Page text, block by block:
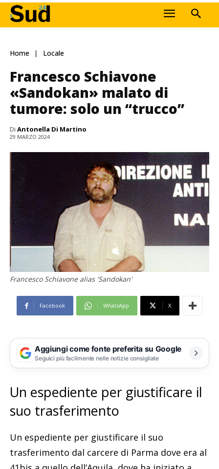
Home Locale
Francesco Schiavone
«Sandokan» malato di
tumore: solo un “trucco”
Di Antonella Di Martino
29 MARZO 2024
Francesco Schiavone alias 'Sandokan'
Facebook WhatsApp X
Aggiungi come fonte preferita su Google
Seguici più facilmente nelle notizie consigliate
Un espediente per giustificare il
suo trasferimento
Un espediente per giustificare il suo
trasferimento dal carcere di Parma dove era al